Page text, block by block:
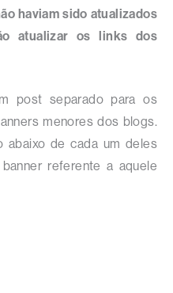
haviam sido atualizados
atualizar os links dos
post separado para os
menores dos blogs.
abaixo de cada um deles
referente a aquele